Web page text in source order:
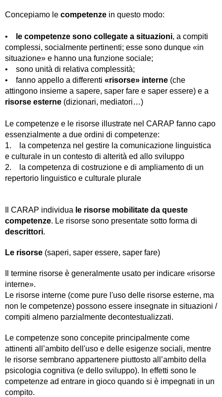
Concepiamo le competenze in questo modo:
• le competenze sono collegate a situazioni, a compiti
complessi, socialmente pertinenti; esse sono dunque «in
situazione» e hanno una funzione sociale;
• sono unità di relativa complessità;
• fanno appello a differenti «risorse» interne (che
attingono insieme a sapere, saper fare e saper essere) e a
risorse esterne (dizionari, mediatori…)
Le competenze e le risorse illustrate nel CARAP fanno capo
essenzialmente a due ordini di competenze:
1. la competenza nel gestire la comunicazione linguistica
e culturale in un contesto di alterità ed allo sviluppo
2. la competenza di costruzione e di ampliamento di un
repertorio linguistico e culturale plurale
Il CARAP individua le risorse mobilitate da queste
competenze. Le risorse sono presentate sotto forma di
descrittori.
Le risorse (saperi, saper essere, saper fare)
Il termine risorse è generalmente usato per indicare «risorse
interne».
Le risorse interne (come pure l'uso delle risorse esterne, ma
non le competenze) possono essere insegnate in situazioni /
compiti almeno parzialmente decontestualizzati.
Le competenze sono concepite principalmente come
attinenti all’ambito dell'uso e delle esigenze sociali, mentre
le risorse sembrano appartenere piuttosto all’ambito della
psicologia cognitiva (e dello sviluppo). In effetti sono le
competenze ad entrare in gioco quando si è impegnati in un
compito.